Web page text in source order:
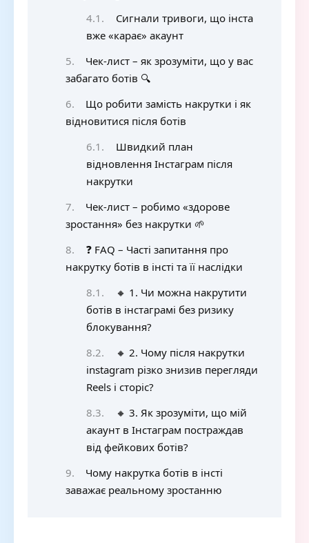
Сигнали тривоги, що інста
вже «карає» акаунт
Чек-лист – як зрозуміти, що у вас
забагато ботів 🔍
Що робити замість накрутки і як
відновитися після ботів
Швидкий план
відновлення Інстаграм після
накрутки
Чек-лист – робимо «здорове
зростання» без накрутки 🌱
❓ FAQ – Часті запитання про
накрутку ботів в інсті та її наслідки
🔸 1. Чи можна накрутити
ботів в інстаграмі без ризику
блокування?
🔸 2. Чому після накрутки
instagram різко знизив перегляди
Reels і сторіс?
🔸 3. Як зрозуміти, що мій
акаунт в Інстаграм постраждав
від фейкових ботів?
Чому накрутка ботів в інсті
заважає реальному зростанню